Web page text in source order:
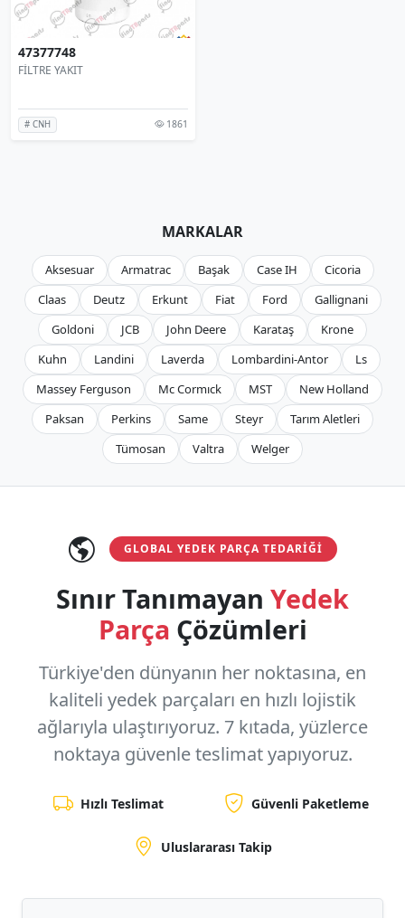
47377748
FİLTRE YAKIT
# CNH 1861
MARKALAR
Aksesuar Armatrac Başak Case IH
Cicoria
Claas
Deutz Erkunt Fiat Ford
Gallignani
Goldoni
JCB John Deere Karataş
Krone
Kuhn
Landini Laverda Lombardini-Antor
Ls
Massey Ferguson
Mc Cormıck MST
New Holland
Paksan
Perkins Same Steyr
Tarım Aletleri
Tümosan
Valtra Welger
GLOBAL YEDEK PARÇA TEDARIĞI
Sınır Tanımayan Yedek
Parça Çözümleri
Türkiye'den dünyanın her noktasına, en
kaliteli yedek parçaları en hızlı lojistik
ağlarıyla ulaştırıyoruz. 7 kıtada, yüzlerce
noktaya güvenle teslimat yapıyoruz.
Hızlı Teslimat Güvenli Paketleme
Uluslararası Takip